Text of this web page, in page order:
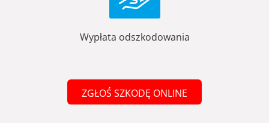
Wypłata odszkodowania
ZGŁOŚ SZKODĘ ONLINE